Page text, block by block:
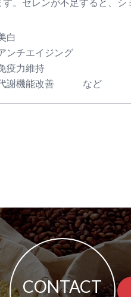
白
ンチエイジング
疫力維持
謝機能改善 など
CONTACT